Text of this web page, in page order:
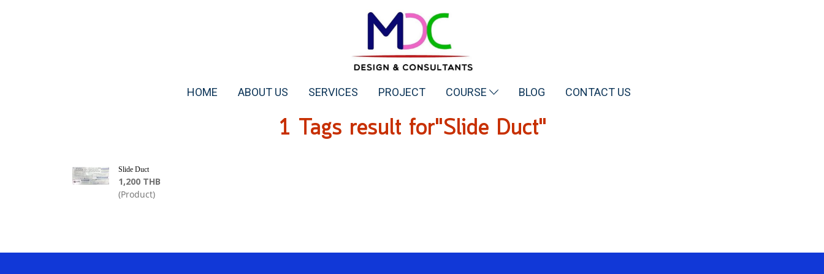
HOME ABOUT US SERVICES PROJECT COURSE BLOG CONTACT US
1 Tags result for"Slide Duct"
Slide Duct
1,200 THB
(Product)